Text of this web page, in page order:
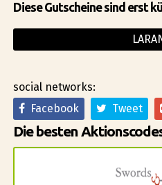
Diese Gutscheine sind erst
social networks:
Facebook
Tweet
Die besten